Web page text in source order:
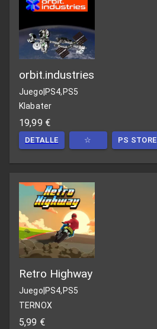
orbit.industries
Juego|PS4,PS5
Klabater
19,99 €
DETALLE ☆ PS STORE
Retro Highway
Juego PS4,PS5
TERNOX
5,99 €